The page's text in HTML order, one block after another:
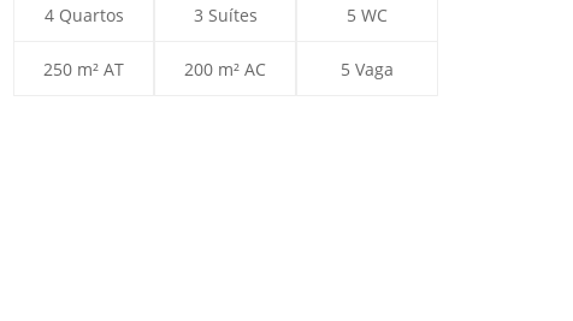
4 Quartos 3 Suítes 5 WC
250 m² AT 200 m² AC 5 Vaga